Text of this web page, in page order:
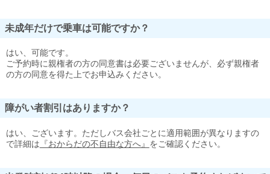
未成年だけで乗車は可能ですか？
はい、可能です。
ご予約時に親権者の方の同意書は必要ございませんが、必ず親権者
の方の同意を得た上でお申込みください。
障がい者割引はありますか？
はい、ございます。ただしバス会社ごとに適用範囲が異なりますの
で詳細は 『おからだの不自由な方へ』 をご確認ください。